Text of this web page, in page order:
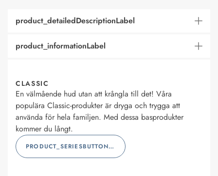
product_detailedDescriptionLabel
product_informationLabel
CLASSIC
En välmående hud utan att krångla till det! Våra
populära Classic-produkter är dryga och trygga att
använda för hela familjen. Med dessa basprodukter
kommer du långt.
PRODUCT_SERIESBUTTONLABEL